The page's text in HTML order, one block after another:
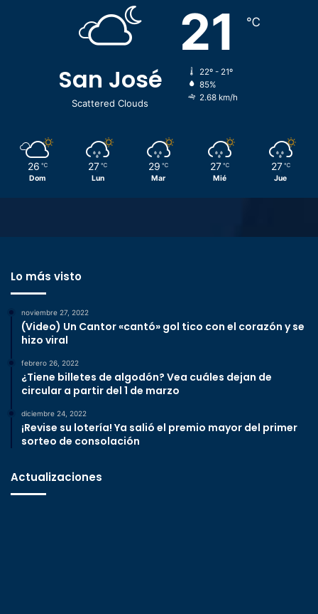
San José
Scattered Clouds
21 ℃
22º - 21º
85%
2.68 km/h
26 ℃
Dom
27 ℃
Lun
29 ℃
Mar
27 ℃
Mié
27 ℃
Jue
Lo más visto
noviembre 27, 2022
(Video) Un Cantor «cantó» gol tico con el corazón y se
hizo viral
febrero 26, 2022
¿Tiene billetes de algodón? Vea cuáles dejan de
circular a partir del 1 de marzo
diciembre 24, 2022
¡Revise su lotería! Ya salió el premio mayor del primer
sorteo de consolación
Actualizaciones